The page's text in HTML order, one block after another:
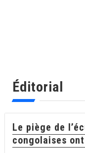
Éditorial
Le piège de
congolaises